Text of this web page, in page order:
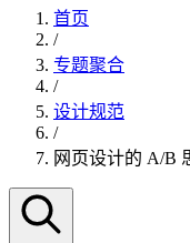
首页
/
专题聚合
/
设计规范
/
网页设计的 A/B